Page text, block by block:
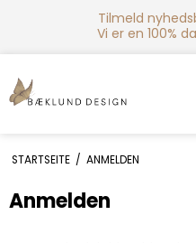
Tilmeld
Vi er en 100%
STARTSEITE / ANMELDEN
Anmelden